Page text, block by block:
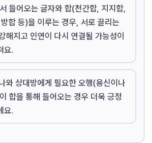
들어오는 글자와 합(천간합, 지지합,
합 등)을 이루는 경우, 서로 끌리는
해지고 인연이 다시 연결될 가능성이
요.
와 상대방에게 필요한 오행(용신이나
합을 통해 들어오는 경우 더욱 긍정
요.